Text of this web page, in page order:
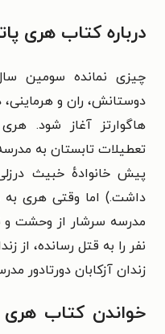
درباره کتاب هری
چیزی نمانده سومین
دوستانش، ران و
هاگوارتز آغاز شود.
تعطیلات تابستان به
پیش خانواده‌ٔ خبیث
داشت.) اما وقتی هری به
مدرسه سرشار از وحشت
نفر را به قتل رسانده، از
زندان آزکابان دورتادور
خواندن کتاب هری